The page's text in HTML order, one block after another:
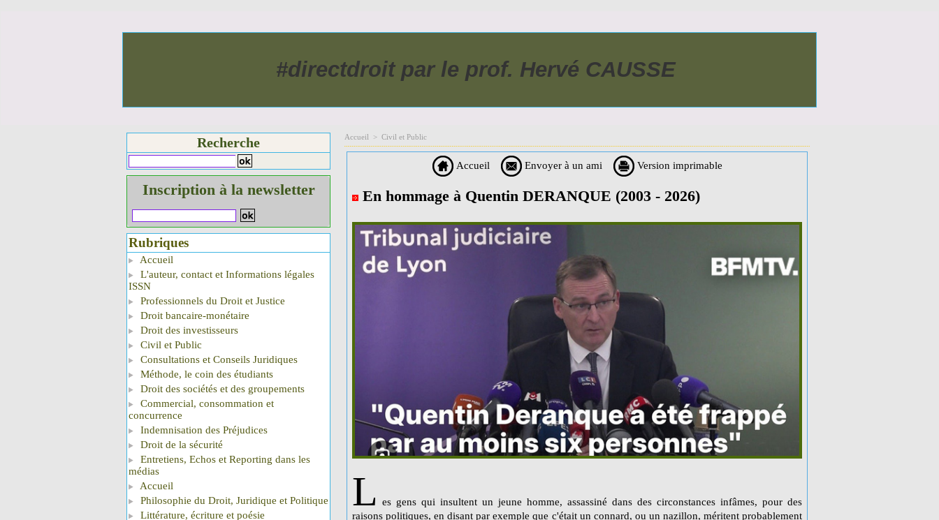
#directdroit par le prof. Hervé CAUSSE
Recherche
Inscription à la newsletter
Rubriques
Accueil
L'auteur, contact et Informations légales
ISSN
Professionnels du Droit et Justice
Droit bancaire-monétaire
Droit des investisseurs
Civil et Public
Consultations et Conseils Juridiques
Méthode, le coin des étudiants
Droit des sociétés et des groupements
Commercial, consommation et
concurrence
Indemnisation des Préjudices
Droit de la sécurité
Entretiens, Echos et Reporting dans les
médias
Accueil
Philosophie du Droit, Juridique et Politique
Littérature, écriture et poésie
Accueil > Civil et Public
Accueil Envoyer à un ami Version imprimable
En hommage à Quentin DERANQUE (2003 - 2026)
L
es gens qui insultent un jeune homme, assassiné dans des circonstances infâmes, pour des
raisons politiques, en disant par exemple que c'était un connard, ou un nazillon, méritent probablement